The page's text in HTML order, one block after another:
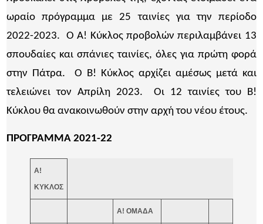
ωραίο πρόγραμμα με 25 ταινίες για την περίοδο
2022-2023. Ο Α! Κύκλος προβολών περιλαμβάνει 13
σπουδαίες και σπάνιες ταινίες, όλες για πρώτη φορά
στην Πάτρα. Ο Β! Κύκλος αρχίζει αμέσως μετά και
τελειώνει τον Απρίλη 2023. Οι 12 ταινίες του Β!
Κύκλου θα ανακοινωθούν στην αρχή του νέου έτους.
ΠΡΟΓΡΑΜΜΑ 2021-22
Α!
ΚΥΚΛΟΣ
Α! ΟΜΑΔΑ